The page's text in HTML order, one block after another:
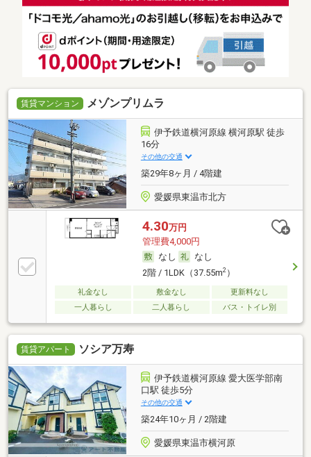
賃貸マンション メゾンプリムラ
伊予鉄道横河原線 横河原駅 徒歩
16分
その他の交通
築29年8ヶ月 / 4階建
愛媛県東温市北方
4.30万円
管理費4,000円
なし
なし
2階 / 1LDK（37.55m2）
礼金なし 敷金なし
更新料なし
一人暮らし
二人暮らし バス・トイレ別
賃貸アパート ソシア万寿
伊予鉄道横河原線 愛大医学部南
口駅 徒歩5分
その他の交通
築24年10ヶ月 / 2階建
愛媛県東温市横河原